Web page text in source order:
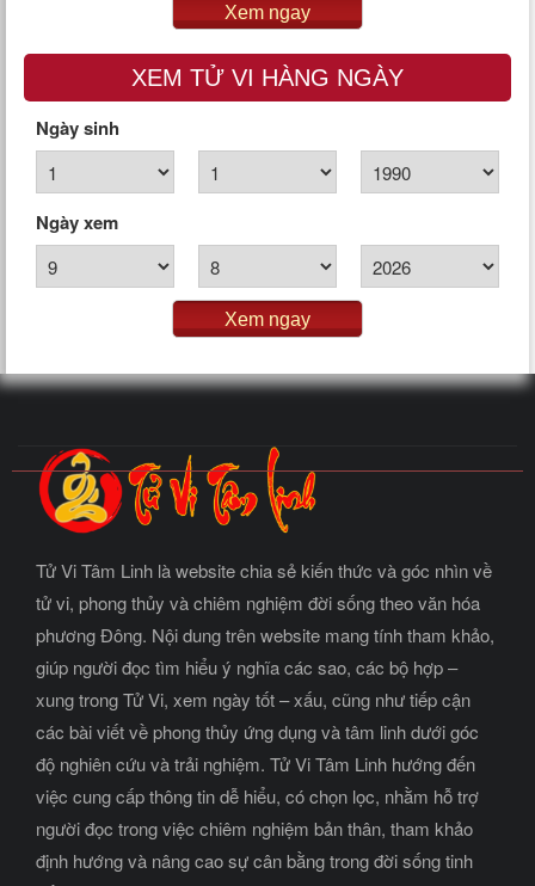
Xem ngay
XEM TỬ VI HÀNG NGÀY
Ngày sinh
Ngày xem
Xem ngay
Tử Vi Tâm Linh là website chia sẻ kiến thức và góc nhìn về
tử vi, phong thủy và chiêm nghiệm đời sống theo văn hóa
phương Đông. Nội dung trên website mang tính tham khảo,
giúp người đọc tìm hiểu ý nghĩa các sao, các bộ hợp –
xung trong Tử Vi, xem ngày tốt – xấu, cũng như tiếp cận
các bài viết về phong thủy ứng dụng và tâm linh dưới góc
độ nghiên cứu và trải nghiệm. Tử Vi Tâm Linh hướng đến
việc cung cấp thông tin dễ hiểu, có chọn lọc, nhằm hỗ trợ
người đọc trong việc chiêm nghiệm bản thân, tham khảo
định hướng và nâng cao sự cân bằng trong đời sống tinh